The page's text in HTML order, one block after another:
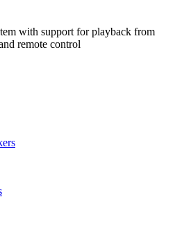
with support for playback from
remote control